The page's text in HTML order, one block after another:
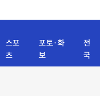
스포
츠
포토·화
보
전
국